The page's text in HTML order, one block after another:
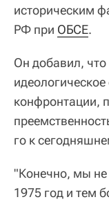
историческим
РФ при ОБСЕ.
Он добавил, что
конфронтации,
го к
"Конечно, мы
1975 год и тем